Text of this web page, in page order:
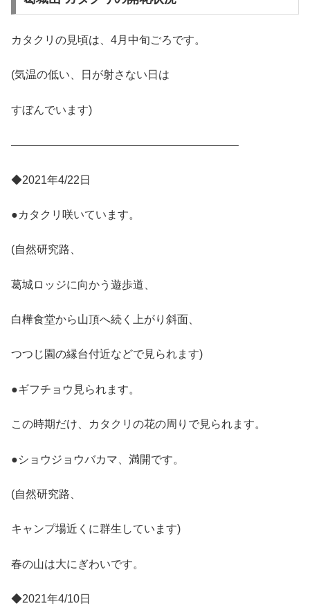
カタクリの見頃は、4月中旬ごろです。
(気温の低い、日が射さない日は
すぼんでいます)
————————————————————–
◆2021年4/22日
●カタクリ咲いています。
(自然研究路、
葛城ロッジに向かう遊歩道、
白樺食堂から山頂へ続く上がり斜面、
つつじ園の縁台付近などで見られます)
●ギフチョウ見られます。
この時期だけ、カタクリの花の周りで見られます。
●ショウジョウバカマ、満開です。
(自然研究路、
キャンプ場近くに群生しています)
春の山は大にぎわいです。
◆2021年4/10日